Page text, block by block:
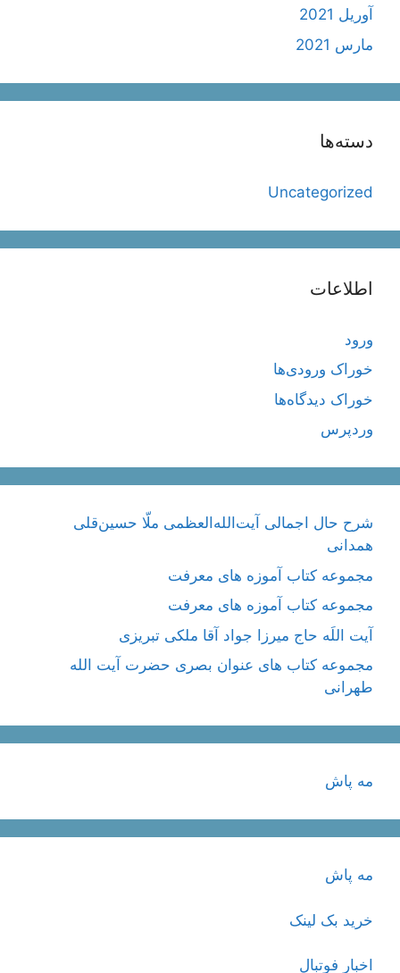
آوریل 2021
مارس 2021
دسته‌ها
Uncategorized
اطلاعات
ورود
خوراک ورودی‌ها
خوراک دیدگاه‌ها
وردپرس
شرح حال اجمالی آیت‌الله‌العظمی ملّا حسین‌قلی
همدانی
مجموعه کتاب آموزه های معرفت
مجموعه کتاب آموزه های معرفت
آیت اللَه حاج میرزا جواد آقا ملکی تبریزی
مجموعه کتاب های عنوان بصری حضرت آیت الله
طهرانی
مه پاش
مه پاش
خرید بک لینک
اخبار فوتبال